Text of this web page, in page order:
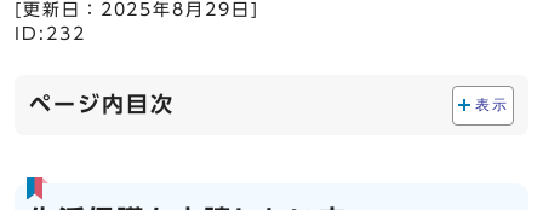
[更新日： 2025年8月29日
ID:232
ページ内目次 表示